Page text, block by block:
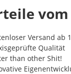
Versand ab
Qualität
than other Shit!